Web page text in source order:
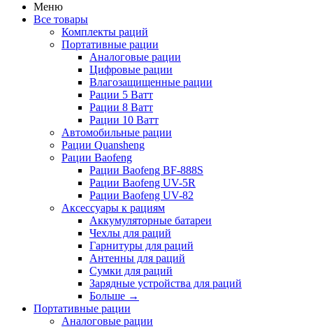
Меню
Все товары
Комплекты раций
Портативные рации
Аналоговые рации
Цифровые рации
Влагозащищенные рации
Рации 5 Ватт
Рации 8 Ватт
Рации 10 Ватт
Автомобильные рации
Рации Quansheng
Рации Baofeng
Рации Baofeng BF-888S
Рации Baofeng UV-5R
Рации Baofeng UV-82
Аксессуары к рациям
Аккумуляторные батареи
Чехлы для раций
Гарнитуры для раций
Антенны для раций
Сумки для раций
Зарядные устройства для раций
Больше →
Портативные рации
Аналоговые рации